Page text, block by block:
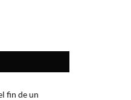
fin de un